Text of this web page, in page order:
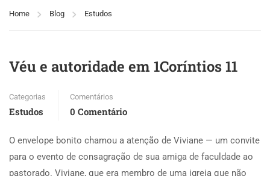
Home Blog Estudos
Véu e autoridade em 1Coríntios 11
Categorias
Estudos
Comentários
0 Comentário
O envelope bonito chamou a atenção de Viviane — um convite
para o evento de consagração de sua amiga de faculdade ao
pastorado. Viviane, que era membro de uma igreja que não